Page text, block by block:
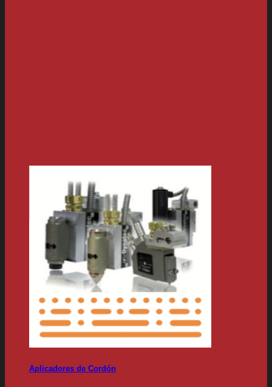
Aplicadores de Cordón